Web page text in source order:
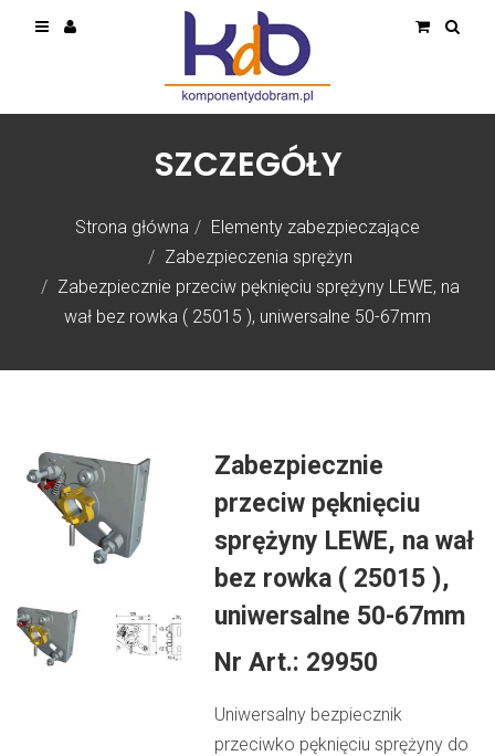
Strona główna
Elementy zabezpieczające
Zabezpieczenia sprężyn
Zabezpiecznie przeciw pęknięciu sprężyny LEWE, na
wał bez rowka ( 25015 ), uniwersalne 50-67mm
SZCZEGÓŁY
Zabezpiecznie
przeciw pęknięciu
sprężyny LEWE, na wał
bez rowka ( 25015 ),
uniwersalne 50-67mm
Nr Art.: 29950
Uniwersalny bezpiecznik
przeciwko pęknięciu sprężyny do